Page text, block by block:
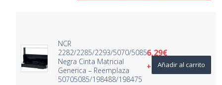
NCR
2282/2285/2293/5070/5085
Negra Cinta Matricial
Generica – Reemplaza
50705085/198488/198475
6,29€
+ IVAAñadir al carrito